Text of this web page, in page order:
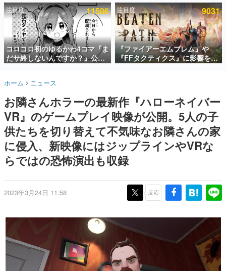
この物語を解いてはいけない。『赫本』は、〈試験問題〉
の形をした短編ホラー小説集です。
新世代に訊く
これからのデジタルゲーム市場を担う若きクリエイター達
の姿を追い、彼らのルーツと情熱を探っていきます。
ゲームに多大な影響を受けた作家さんに取材し、ゲームが
日本のコンテンツ産業やカルチャーに与えた影響を探る企
画です。
日本モバイルゲーム産業史
日本のモバイルゲーム史における主要なトピック・タイト
ルを網羅するほか、開発者へのインタビューや識者による
解説を掲載。約20年の歴史が一望できる決定版！
若ゲのいたり〜ゲームクリエイターの青春〜
一先生によるゲーム業界レポートマンガです。
なんでゲームは面白い？
具体的な形から解き明かしていく、硬派で骨太な評論連載
ゲームが変えた日本語
「経験値」「裏技」「ラスボス」… ゲームにまつわる言葉
の起源や用法の変遷を、コンピューター文化史研究家・タ
イニーP氏が徹底調査。
『ゆめたび』が配信中。キャラ
ごとのASMRや目覚ましアラー
ムも搭載
ーム『Moonlighter』がSteam
にて無料配布中！続編
『Moonlighter 2』の9月2日正
式リリースを記念したキャンペ
ーン
注目度 11506
コロコロ初のゆるかわ4コマ『ま
だサ終しないんですか？』公開
スタート。主人公は新入社員の
にトラブルへ対応する社員たち
注目度 9031
『ファイアーエムブレム』や
『FFタクティクス』に影響を受
けた新作戦略RPG『Beaten
ホーム ニュース
お隣さんホラーの最新作『ハローネイバー
VR』のゲームプレイ映像が公開。5人の子
供たちを切り替えて不気味なお隣さんの家
に侵入、新映像にはジップラインやVRな
らではの恐怖演出も収録
2023年3月24日 11:58 反応